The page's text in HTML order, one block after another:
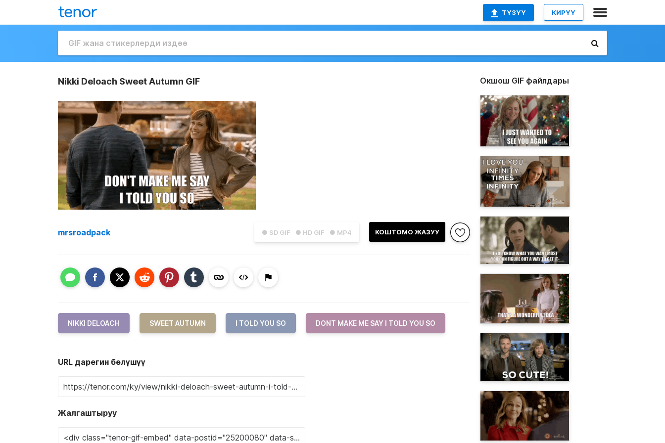
ТҮЗҮҮ КИРҮҮ
Nikki Deloach Sweet Autumn GIF
● SD GIF ● HD GIF ● MP4 КОШТОМО ЖАЗУУ
mrsroadpack
NIKKI DELOACH SWEET AUTUMN I TOLD YOU SO DONT MAKE ME SAY I TOLD YOU SO
URL дарегин бөлүшүү
Жалгаштыруу
Окшош GIF файлдары